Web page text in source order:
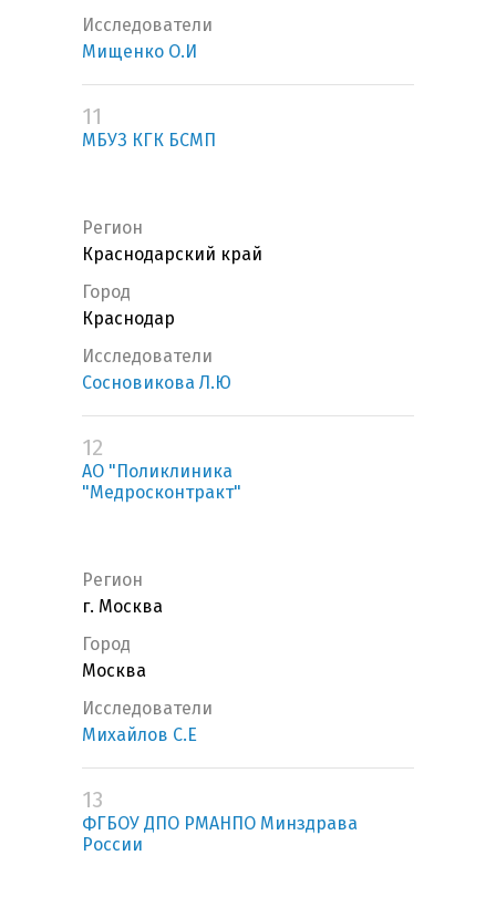
Исследователи
Мищенко О.И
11
МБУЗ КГК БСМП
Регион
Краснодарский край
Город
Краснодар
Исследователи
Сосновикова Л.Ю
12
АО "Поликлиника
"Медросконтракт"
Регион
г. Москва
Город
Москва
Исследователи
Михайлов С.Е
13
ФГБОУ ДПО РМАНПО Минздрава
России